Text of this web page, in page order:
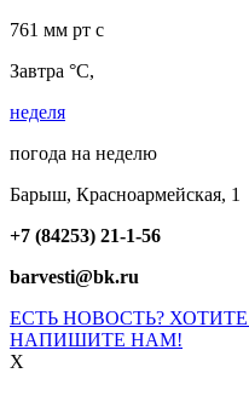
761 мм рт с
Завтра °C,
неделя
погода на неделю
Барыш, Красноармейская, 1
+7 (84253) 21-1-56
barvesti@bk.ru
ЕСТЬ НОВОСТЬ?
НАПИШИТЕ НАМ!
X